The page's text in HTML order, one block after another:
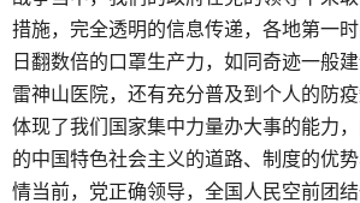
措施，完全透明的信息传递，各地第一
日翻数倍的口罩生产力，如同奇迹一般
雷神山医院，还有充分普及到个人的防
体现了我们国家集中力量办大事的能力，
的中国特色社会主义的道路、制度的优
情当前，党正确领导，全国人民空前团